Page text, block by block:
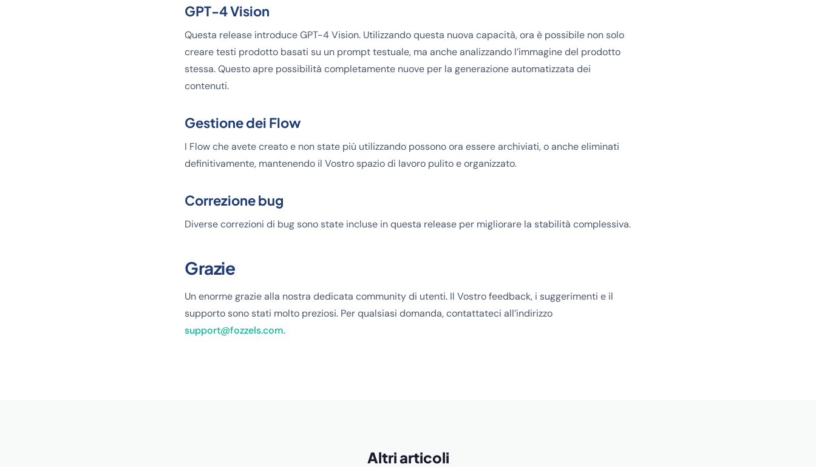
GPT-4 Vision
Questa release introduce GPT-4 Vision. Utilizzando questa nuova capacità, ora è possibile non solo
creare testi prodotto basati su un prompt testuale, ma anche analizzando l’immagine del prodotto
stessa. Questo apre possibilità completamente nuove per la generazione automatizzata dei
contenuti.
Gestione dei Flow
I Flow che avete creato e non state più utilizzando possono ora essere archiviati, o anche eliminati
definitivamente, mantenendo il Vostro spazio di lavoro pulito e organizzato.
Correzione bug
Diverse correzioni di bug sono state incluse in questa release per migliorare la stabilità complessiva.
Grazie
Un enorme grazie alla nostra dedicata community di utenti. Il Vostro feedback, i suggerimenti e il
supporto sono stati molto preziosi. Per qualsiasi domanda, contattateci all’indirizzo
support@fozzels.com.
Altri articoli